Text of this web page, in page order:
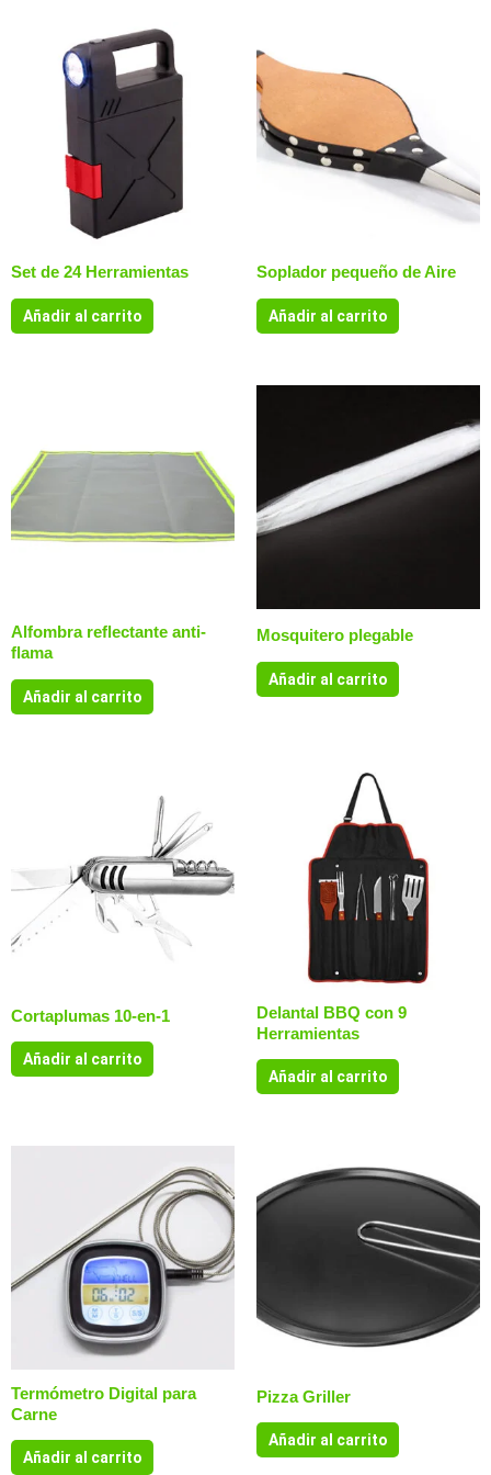
Set de 24 Herramientas
Añadir al carrito
Soplador pequeño de Aire
Añadir al carrito
Alfombra reflectante anti-
flama
Añadir al carrito
Mosquitero plegable
Añadir al carrito
Cortaplumas 10-en-1
Añadir al carrito
Delantal BBQ con 9
Herramientas
Añadir al carrito
Termómetro Digital para
Carne
Añadir al carrito
Pizza Griller
Añadir al carrito